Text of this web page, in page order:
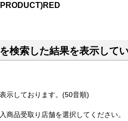
検索した結果を表示して
示しております。(50音順)
商品受取り店舗を選択してください。